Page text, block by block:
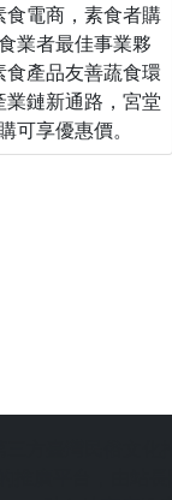
電商，素食者購
業者最佳事業夥
產品友善蔬食環
鏈新通路，宮堂
可享優惠價。